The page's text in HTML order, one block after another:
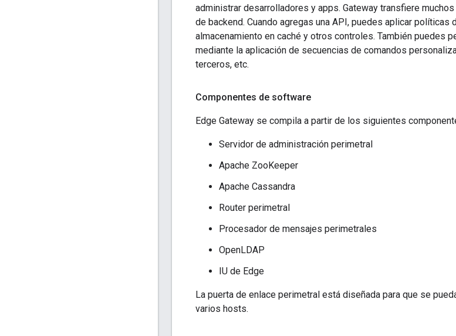
administrar desarrolladores y apps. Gateway transfiere
de backend. Cuando agregas una API, puedes aplicar
almacenamiento en caché y otros controles. También puedes
mediante la aplicación de secuencias de comandos
terceros, etc.
Componentes de software
Edge Gateway se compila a partir de los siguientes
Servidor de administración perimetral
Apache ZooKeeper
Apache Cassandra
Router perimetral
Procesador de mensajes perimetrales
OpenLDAP
IU de Edge
La puerta de enlace perimetral está diseñada para que se
varios hosts.